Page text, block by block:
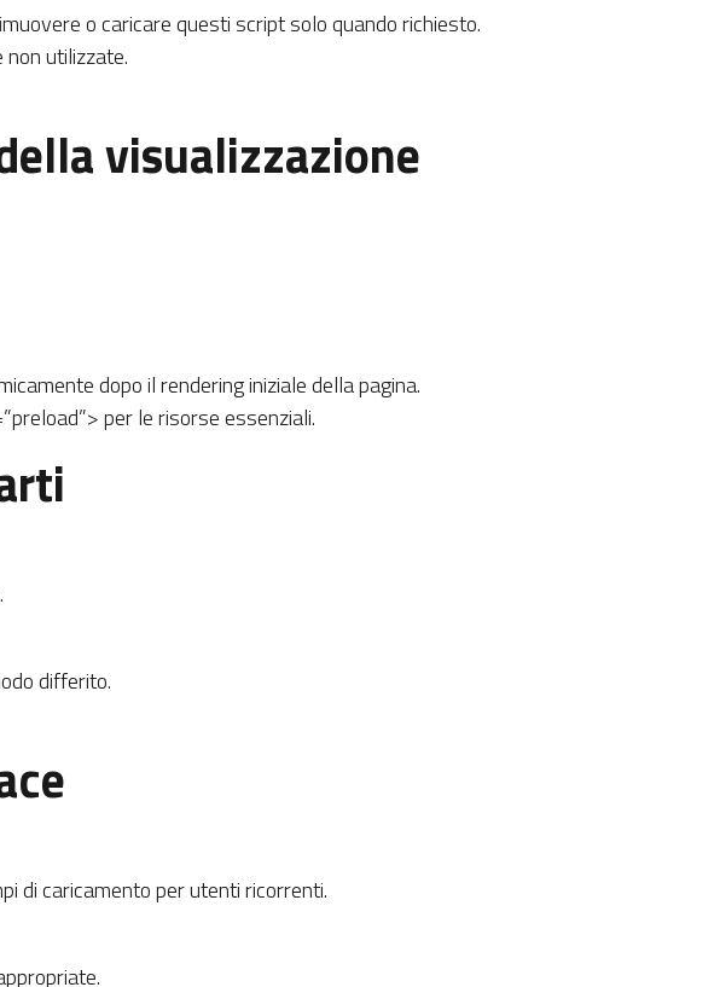
o caricare questi script solo quando richiesto.
utilizzate.
visualizzazione
dopo il rendering iniziale della pagina.
per le risorse essenziali.
differito.
di caricamento per utenti ricorrenti.